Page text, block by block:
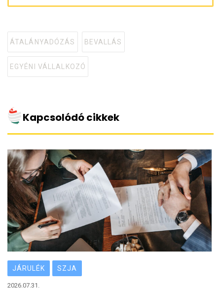
Tagged
with
ÁTALÁNYADÓZÁS BEVALLÁS
EGYÉNI VÁLLALKOZÓ
Kapcsolódó cikkek
JÁRULÉK SZJA
2026.07.31.